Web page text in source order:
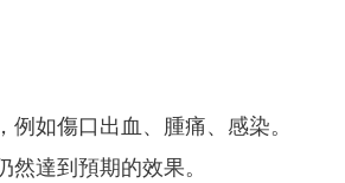
如傷口出血、腫痛、感染。
達到預期的效果。